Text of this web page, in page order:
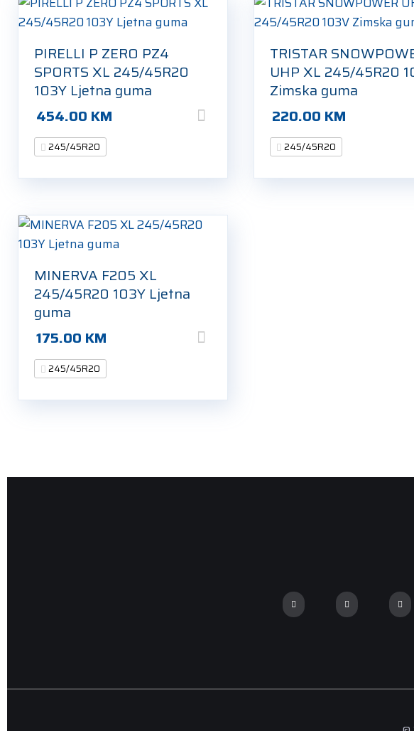
PIRELLI P ZERO PZ4
SPORTS XL 245/45R20
103Y Ljetna guma
454.00 KM
245/45R20
TRISTAR
UHP XL 245/45R20
Zimska guma
220.00 KM
245/45R20
MINERVA F205 XL
245/45R20 103Y Ljetna
guma
175.00 KM
245/45R20